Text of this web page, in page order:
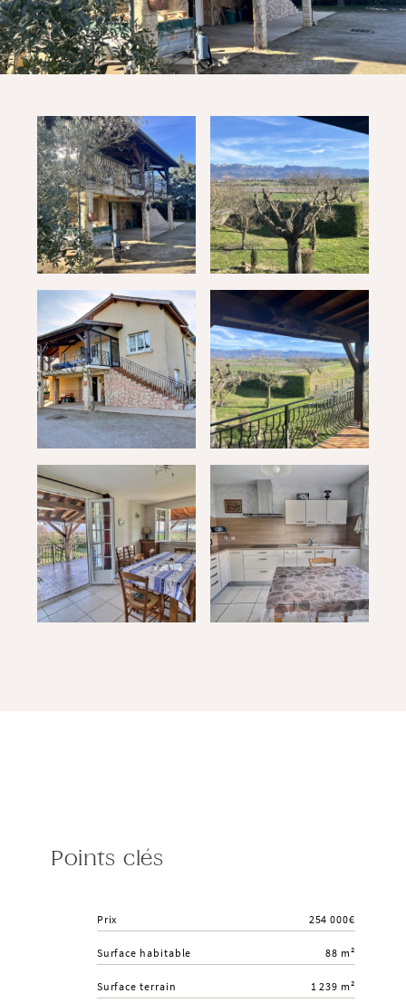
Points clés
Prix 254 000€
Surface habitable 88 m²
Surface terrain 1 239 m²